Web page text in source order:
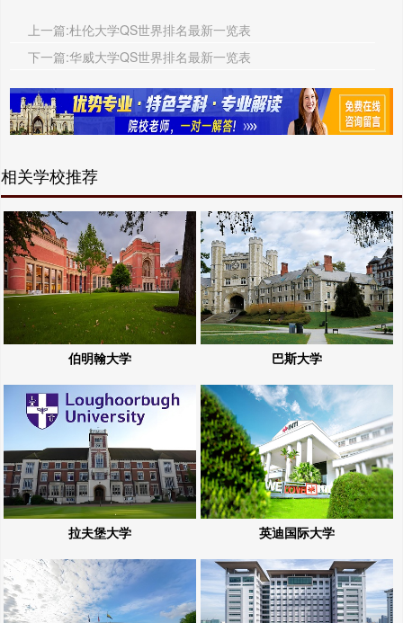
上一篇:杜伦大学QS世界排名最新一览表
下一篇:华威大学QS世界排名最新一览表
相关学校推荐
伯明翰大学 巴斯大学
拉夫堡大学 英迪国际大学